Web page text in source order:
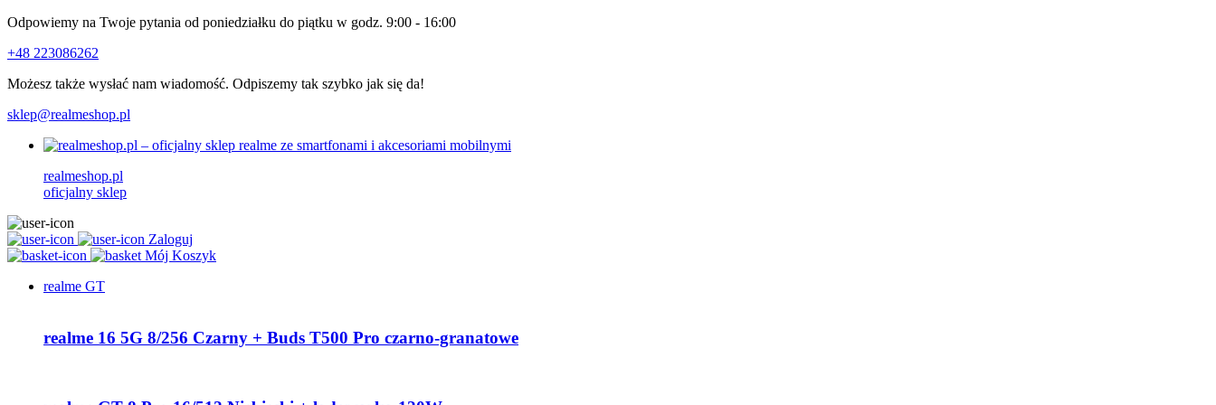
Odpowiemy na Twoje pytania od poniedziałku do piątku w godz. 9:00 - 16:00
+48 223086262
Możesz także wysłać nam wiadomość. Odpiszemy tak szybko jak się da!
sklep@realmeshop.pl
realmeshop.pl
oficjalny sklep
Zaloguj
Mój Koszyk
realme GT
realme 16 5G 8/256 Czarny + Buds T500 Pro czarno-granatowe